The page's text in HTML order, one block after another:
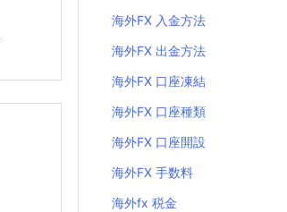
海外FX 入金方法
海外FX 出金方法
海外FX 口座凍結
海外FX 口座種類
海外FX 口座開設
海外FX 手数料
海外fx 税金